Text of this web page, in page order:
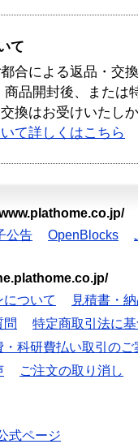
て
合による返品・交
商品開封後、または
換はお受けいたし
て詳しくはこちら
公告 OpenBlocks
ついて
見積書・
問
特定商取引法に
・科研費払い取引のご
ご注文の取り消し
式ページ